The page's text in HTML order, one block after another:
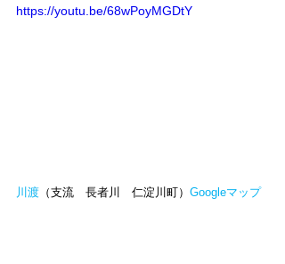
https://youtu.be/68wPoyMGDtY
川渡 （支流　長者川　仁淀川町） Googleマップ